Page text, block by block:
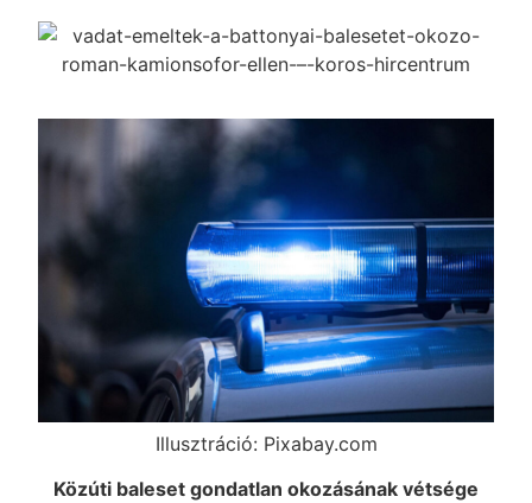
Illusztráció: Pixabay.com
Közúti baleset gondatlan okozásának vétsége